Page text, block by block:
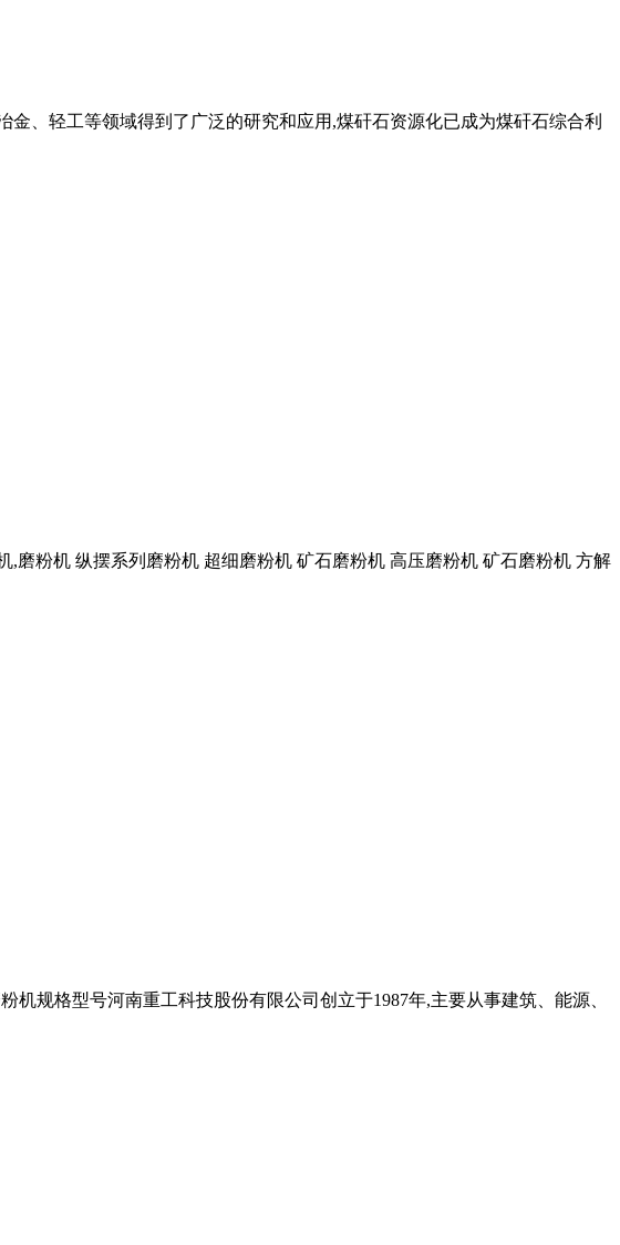
、轻工等领域得到了广泛的研究和应用,煤矸石资源化已成为煤矸石综合利
磨粉机 纵摆系列磨粉机 超细磨粉机 矿石磨粉机 高压磨粉机 矿石磨粉机 方解
规格型号河南重工科技股份有限公司创立于1987年,主要从事建筑、能源、